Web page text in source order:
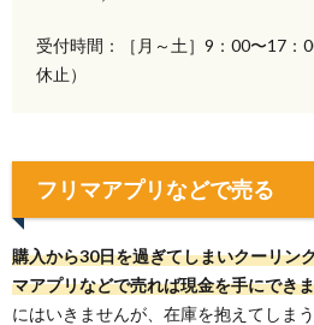
受付時間：［月～土］9：00〜17：
休止）
フリマアプリなどで売る
購入から30日を過ぎてしまいクーリン
マアプリなどで売れば現金を手にでき
にはいきませんが、在庫を抱えてしま